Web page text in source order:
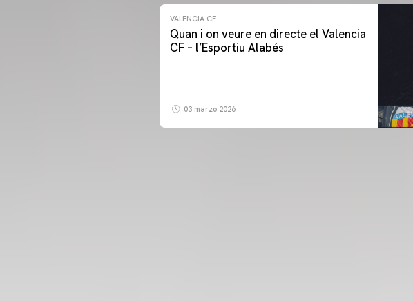
VALENCIA CF
Quan i on veure en directe el Valencia
CF – l’Esportiu Alabés
03 marzo 2026